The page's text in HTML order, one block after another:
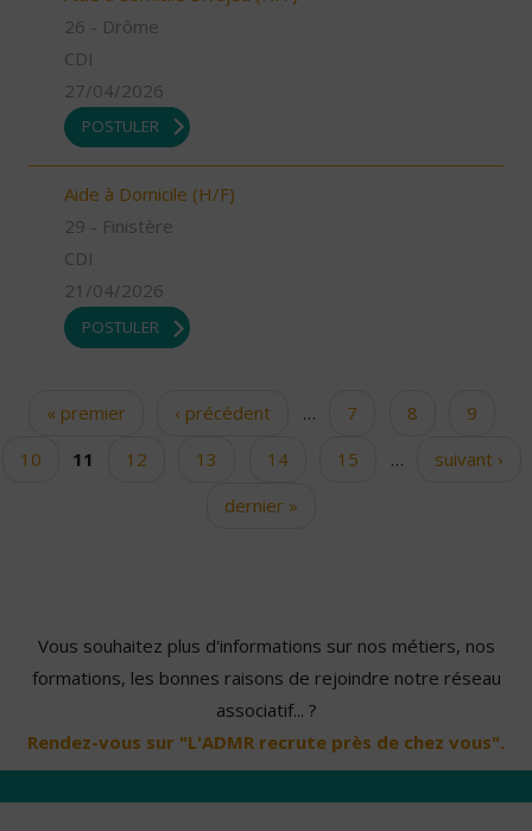
26 - Drôme
CDI
27/04/2026
POSTULER
Aide à Domicile (H/F)
29 - Finistère
CDI
21/04/2026
POSTULER
Pages« premier ‹ précédent … 7 8
9
10
11 12 13 14 15 …
suivant ›
dernier »
Vous souhaitez plus d'informations sur nos métiers, nos
formations, les bonnes raisons de rejoindre notre réseau
associatif... ?
Rendez-vous sur "L'ADMR recrute près de chez vous".